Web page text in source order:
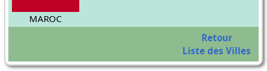
MAROC
Retour
Liste des Villes